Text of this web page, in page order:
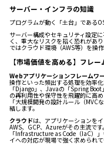
サーバー・インフラの知識
プログラムが動く「土台」である
サーバー構成やセキュリティ設定
く、重大なリスクを招く恐れがあ
ではクラウド環境（AWS等）を操
【市場価値を高める】フレ
Webアプリケーションフレームワ
操作といった頻出する処理を効率
「Django」、Javaの「Spring
の再利用性や保守性を飛躍的に高
「大規模開発の設計ルール（
結します。
クラウドは、アプリケーションを
AWS、GCP、Azureがその主流で
「Infrastructure as Code（IaC）
イへの対応が現場で強く求められて